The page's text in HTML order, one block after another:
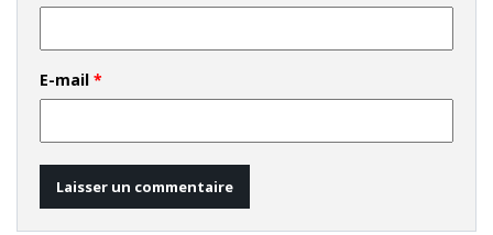
E-mail *